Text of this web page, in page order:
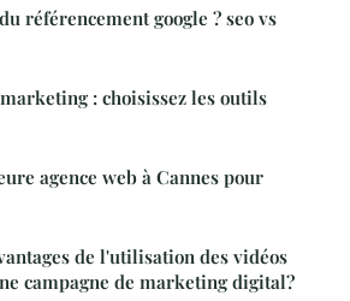
référencement google ? seo vs
: choisissez les outils
agence web à Cannes pour
de l'utilisation des vidéos
campagne de marketing digital?